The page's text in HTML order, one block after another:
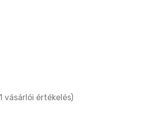
vásárlói értékelés)